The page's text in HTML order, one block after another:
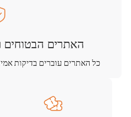
האתרים הבטוחים
כל האתרים עוברים בדיקות